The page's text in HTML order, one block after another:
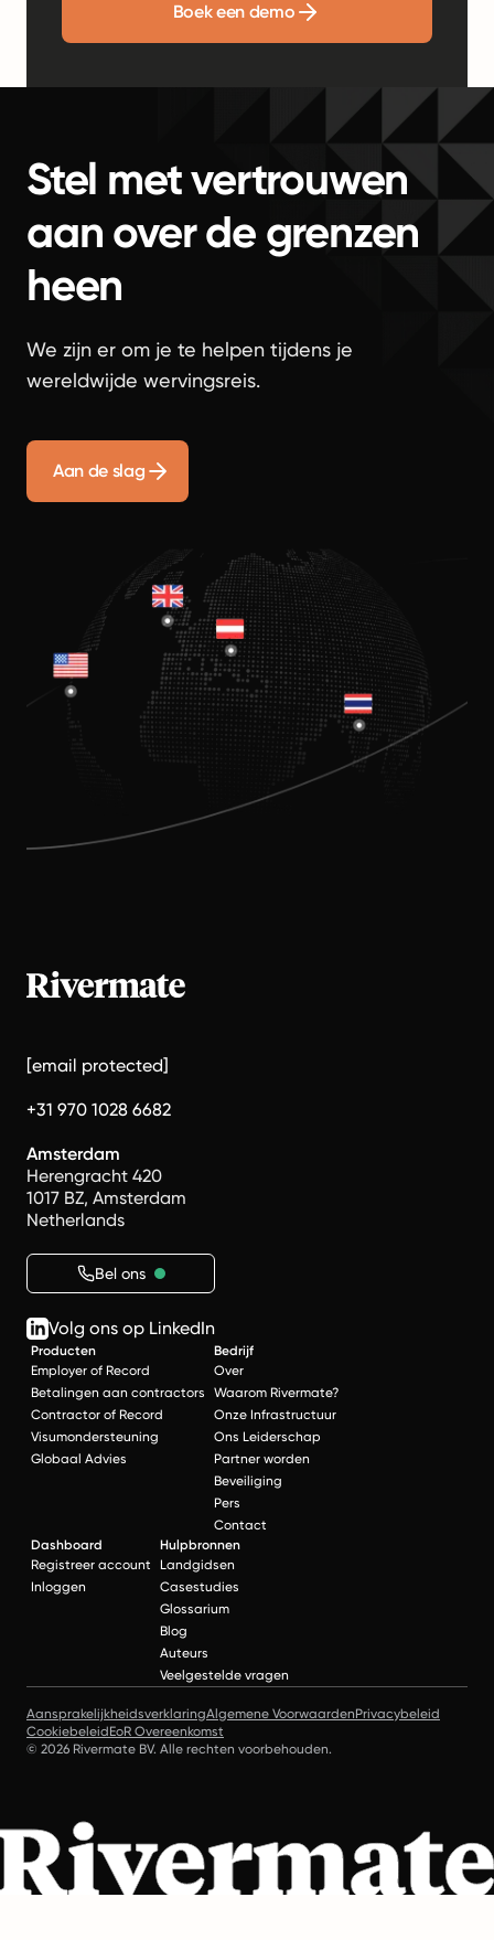
Boek een demo
Stel met vertrouwen
aan over de grenzen
heen
We zijn er om je te helpen tijdens je
wereldwijde wervingsreis.
Aan de slag
[email protected]
+31 970 1028 6682
Amsterdam
Herengracht 420
1017 BZ, Amsterdam
Netherlands
Bel ons
Volg ons op LinkedIn
Producten
Employer of Record
Betalingen aan contractors
Contractor of Record
Visumondersteuning
Globaal Advies
Bedrijf
Over
Waarom Rivermate?
Onze Infrastructuur
Ons Leiderschap
Partner worden
Beveiliging
Pers
Contact
Dashboard
Registreer account
Inloggen
Hulpbronnen
Landgidsen
Casestudies
Glossarium
Blog
Auteurs
Veelgestelde vragen
AansprakelijkheidsverklaringAlgemene VoorwaardenPrivacybeleid
CookiebeleidEoR Overeenkomst
© 2026 Rivermate BV. Alle rechten voorbehouden.